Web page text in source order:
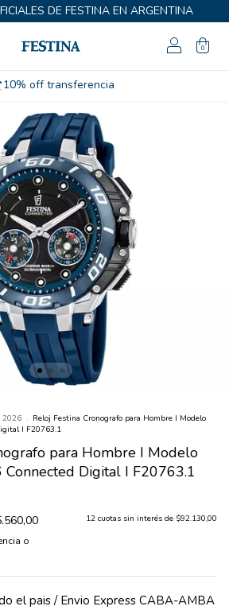
DE FESTINA EN ARGENTINA
0
10% off transferencia
2026 . Reloj Festina Cronografo para Hombre I Modelo
I F20763.1
para Hombre I Modelo
Digital I F20763.1
o
12 cuotas sin interés de $92.130,00